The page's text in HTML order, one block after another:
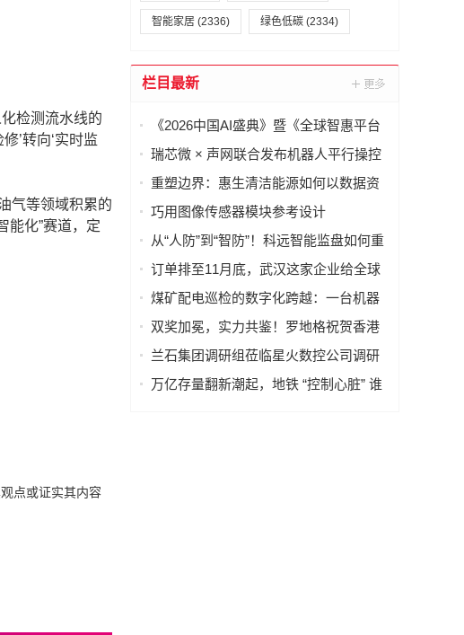
检测流水线的
’转向‘实时监
气等领域积累的
能化”赛道，定
点或证实其内容
智能家居 (2336) 绿色低碳 (2334)
栏目最新
《2026中国AI盛典》暨《全球智惠平台
·AI语料场景合作清单》在上海启动
瑞芯微 × 声网联合发布机器人平行操控
一体化解决方案
重塑边界：惠生清洁能源如何以数据资
产重构海外工程交付
巧用图像传感器模块参考设计
（PRISM），简化成像设备从设计到制
从“人防”到“智防”！科远智能监盘如何重
塑火电运行新范式
订单排至11月底，武汉这家企业给全球
40多国电力设备做“CT”
煤矿配电巡检的数字化跨越：一台机器
人如何改变“抄表”这件小事
双奖加冕，实力共鉴！罗地格祝贺香港
国际机场2026持续斩获行业大奖
兰石集团调研组莅临星火数控公司调研
指导数智化转型工作
万亿存量翻新潮起，地铁 “控制心脏” 谁